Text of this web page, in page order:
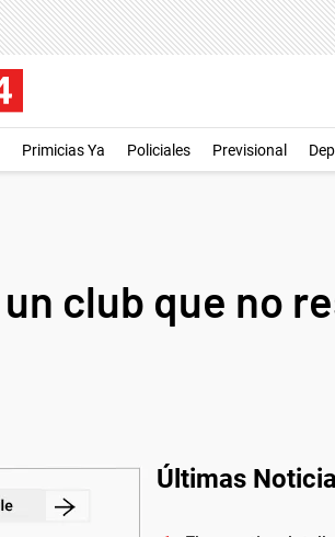
Primicias Ya Policiales Previsional
club que no
Últimas